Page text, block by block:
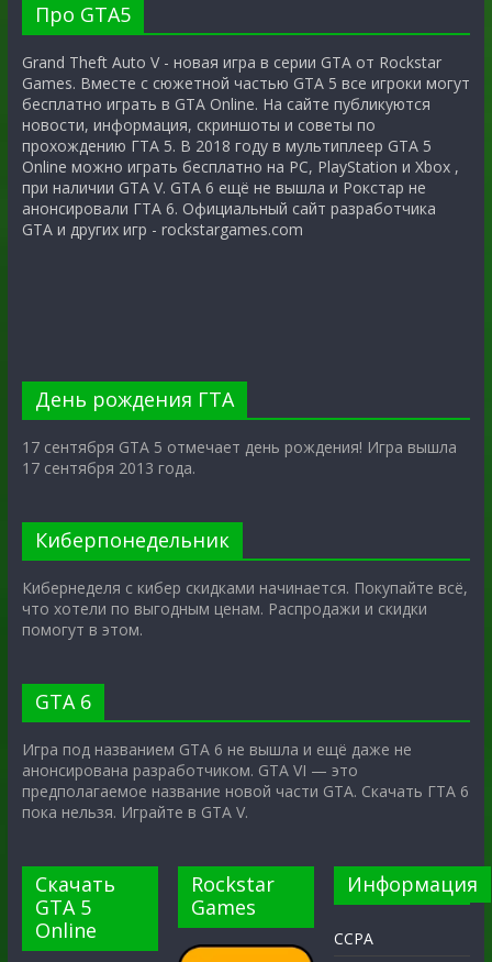
Про GTA5
Grand Theft Auto V - новая игра в серии GTA от Rockstar
Games. Вместе с сюжетной частью GTA 5 все игроки могут
бесплатно играть в GTA Online. На сайте публикуются
новости, информация, скриншоты и советы по
прохождению ГТА 5. В 2018 году в мультиплеер GTA 5
Online можно играть бесплатно на PC, PlayStation и Xbox ,
при наличии GTA V. GTA 6 ещё не вышла и Рокстар не
анонсировали ГТА 6. Официальный сайт разработчика
GTA и других игр - rockstargames.com
День рождения ГТА
17 сентября GTA 5 отмечает день рождения! Игра вышла
17 сентября 2013 года.
Киберпонедельник
Кибернеделя с кибер скидками начинается. Покупайте всё,
что хотели по выгодным ценам. Распродажи и скидки
помогут в этом.
GTA 6
Игра под названием GTA 6 не вышла и ещё даже не
анонсирована разработчиком. GTA VI — это
предполагаемое название новой части GTA. Скачать ГТА 6
пока нельзя. Играйте в GTA V.
Скачать
GTA 5
Online
Rockstar
Games
Информация
CCPA